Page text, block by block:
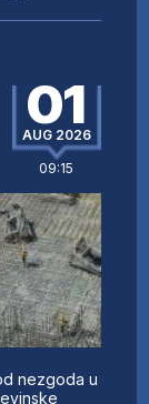
01
AUG 2026
09:15
nezgoda u